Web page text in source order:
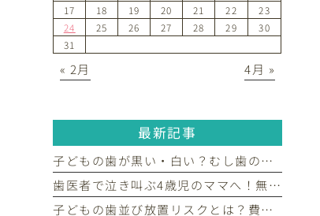
17
18 19 20 21 22
23
24
25 26 27 28 29
30
31
« 2月 4月 »
最新記事
子どもの歯が黒い・白い？むし歯の見分け方と嫌がる子の受診目安
歯医者で泣き叫ぶ4歳児のママへ！無理せず通える小児歯科の選び方
子どもの歯並び放置リスクとは？費用や歯科嫌いへの配慮も解説